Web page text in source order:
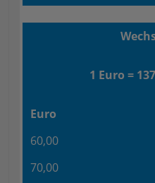
1 Euro =
Euro
60,00
70,00